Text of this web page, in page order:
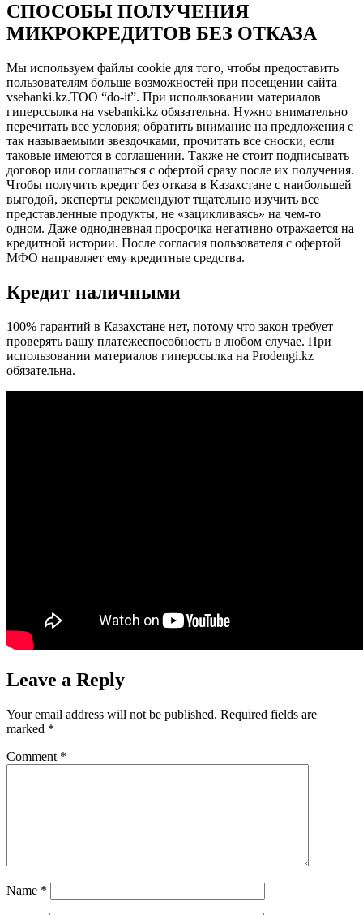
СПОСОБЫ ПОЛУЧЕНИЯ
МИКРОКРЕДИТОВ БЕЗ ОТКАЗА
Мы используем файлы cookie для того, чтобы предоставить
пользователям больше возможностей при посещении сайта
vsebanki.kz.TOO “do-it”. При использовании материалов
гиперссылка на vsebanki.kz обязательна. Нужно внимательно
перечитать все условия; обратить внимание на предложения с
так называемыми звездочками, прочитать все сноски, если
таковые имеются в соглашении. Также не стоит подписывать
договор или соглашаться с офертой сразу после их получения.
Чтобы получить кредит без отказа в Казахстане с наибольшей
выгодой, эксперты рекомендуют тщательно изучить все
представленные продукты, не «зацикливаясь» на чем-то
одном. Даже однодневная просрочка негативно отражается на
кредитной истории. После согласия пользователя с офертой
МФО направляет ему кредитные средства.
Кредит наличными
100% гарантий в Казахстане нет, потому что закон требует
проверять вашу платежеспособность в любом случае. При
использовании материалов гиперссылка на Prodengi.kz
обязательна.
Leave a Reply
Your email address will not be published. Required fields are
marked *
Comment *
Name *